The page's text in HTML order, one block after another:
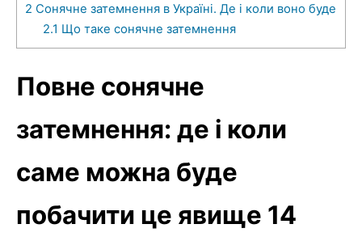
2 Сонячне затемнення в Україні. Де і коли воно буде
2.1 Що таке сонячне затемнення
Повне сонячне
затемнення: де і коли
саме можна буде
побачити це явище 14